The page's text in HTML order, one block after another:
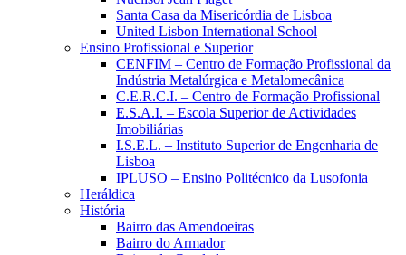
Santa Casa da Misericórdia de Lisboa
United Lisbon International School
Ensino Profissional e Superior
CENFIM – Centro de Formação Profissional da
Indústria Metalúrgica e Metalomecânica
C.E.R.C.I. – Centro de Formação Profissional
E.S.A.I. – Escola Superior de Actividades
Imobiliárias
I.S.E.L. – Instituto Superior de Engenharia de
Lisboa
IPLUSO – Ensino Politécnico da Lusofonia
Heráldica
História
Bairro das Amendoeiras
Bairro do Armador